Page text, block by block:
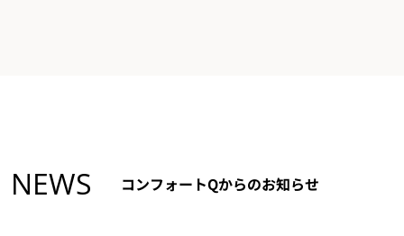
NEWS コンフォートQからのお知らせ